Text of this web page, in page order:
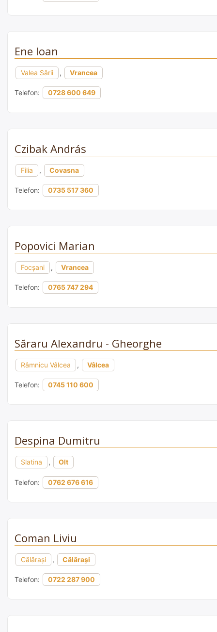
Ene Ioan
Valea Sării , Vrancea
Telefon: 0728 600 649
Czibak András
Filia , Covasna
Telefon: 0735 517 360
Popovici Marian
Focșani , Vrancea
Telefon: 0765 747 294
Săraru Alexandru - Gheorghe
Râmnicu Vâlcea , Vâlcea
Telefon: 0745 110 600
Despina Dumitru
Slatina , Olt
Telefon: 0762 676 616
Coman Liviu
Călărași , Călărași
Telefon: 0722 287 900